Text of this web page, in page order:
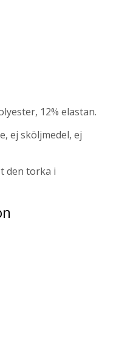
12% elastan.
ej sköljmedel, ej
den torka i